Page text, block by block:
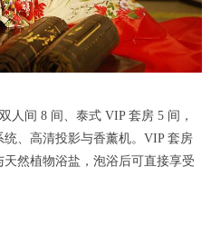
间 8 间、泰式 VIP 套房 5 间，
、高清投影与香薰机。VIP 套房
然植物浴盐，泡浴后可直接享受